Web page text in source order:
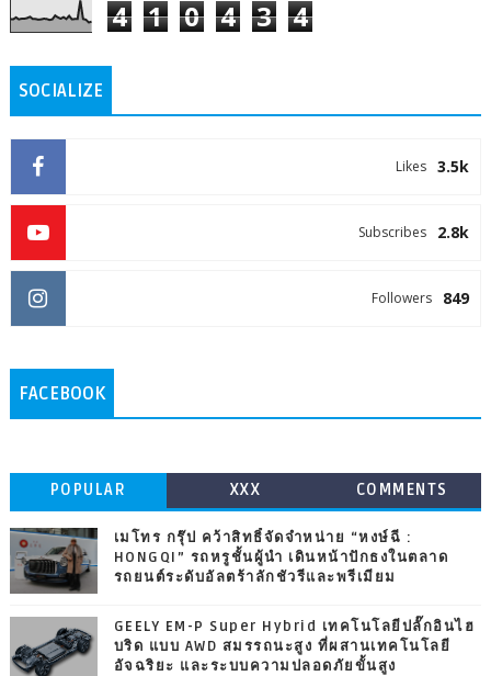
4 1 0 4 3 4
SOCIALIZE
3.5k
Likes
2.8k
Subscribes
849
Followers
FACEBOOK
POPULAR XXX COMMENTS
เมโทร กรุ๊ป คว้าสิทธิ์จัดจำหน่าย “หงษ์ฉี :
HONGQI” รถหรูชั้นผู้นำ เดินหน้าปักธงในตลาด
รถยนต์ระดับอัลตร้าลักชัวรีและพรีเมียม
GEELY EM-P Super Hybrid เทคโนโลยีปลั๊กอินไฮ
บริด แบบ AWD สมรรถนะสูง ที่ผสานเทคโนโลยี
อัจฉริยะ และระบบความปลอดภัยขั้นสูง